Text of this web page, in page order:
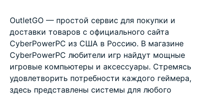
OutletGO — простой сервис для покупки и
доставки товаров с официального сайта
CyberPowerPC из США в Россию. В магазине
CyberPowerPC любители игр найдут мощные
игровые компьютеры и аксессуары. Стремясь
удовлетворить потребности каждого геймера,
здесь представлены системы для любого